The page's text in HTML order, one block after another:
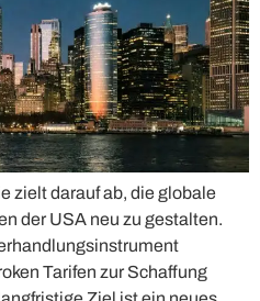
zielt darauf ab, die globale
der USA neu zu gestalten.
Tarifen zur Schaffung